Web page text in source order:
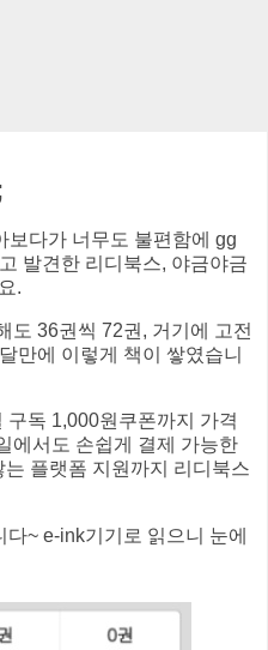
보다가 너무도 불편함에 gg
발견한 리디북스, 야금야금
.
도 36권씩 72권, 거기에 고전
만에 이렇게 책이 쌓였습니
독 1,000원쿠폰까지 가격
에서도 손쉽게 결제 가능한
플랫폼 지원까지 리디북스
~ e-ink기기로 읽으니 눈에